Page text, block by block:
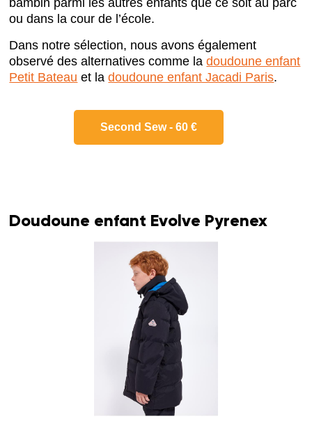
bambin parmi les autres enfants que ce soit au parc
ou dans la cour de l’école.
Dans notre sélection, nous avons également
observé des alternatives comme ladoudoune enfant
Petit Bateau et ladoudoune enfant Jacadi Paris.
Second Sew - 60 €
Doudoune enfant Evolve Pyrenex